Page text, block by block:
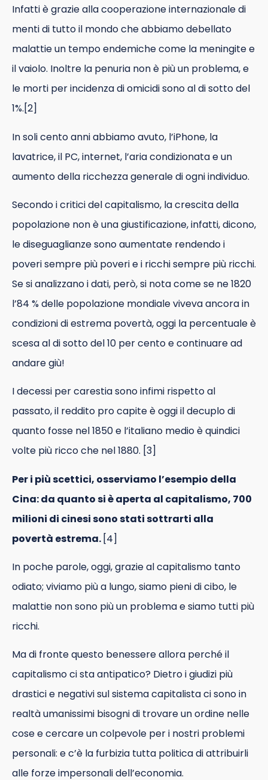
Infatti è grazie alla cooperazione internazionale di
menti di tutto il mondo che abbiamo debellato
malattie un tempo endemiche come la meningite e
il vaiolo. Inoltre la penuria non è più un problema, e
le morti per incidenza di omicidi sono al di sotto del
1%.[2]
In soli cento anni abbiamo avuto, l’iPhone, la
lavatrice, il PC, internet, l’aria condizionata e un
aumento della ricchezza generale di ogni individuo.
Secondo i critici del capitalismo, la crescita della
popolazione non è una giustificazione, infatti, dicono,
le diseguaglianze sono aumentate rendendo i
poveri sempre più poveri e i ricchi sempre più ricchi.
Se si analizzano i dati, però, si nota come se ne 1820
l’84 % delle popolazione mondiale viveva ancora in
condizioni di estrema povertà, oggi la percentuale è
scesa al di sotto del 10 per cento e continuare ad
andare giù!
I decessi per carestia sono infimi rispetto al
passato, il reddito pro capite è oggi il decuplo di
quanto fosse nel 1850 e l’italiano medio è quindici
volte più ricco che nel 1880. [3]
Per i più scettici, osserviamo l’esempio della
Cina: da quanto si è aperta al capitalismo, 700
milioni di cinesi sono stati sottrarti alla
povertà estrema. [4]
In poche parole, oggi, grazie al capitalismo tanto
odiato; viviamo più a lungo, siamo pieni di cibo, le
malattie non sono più un problema e siamo tutti più
ricchi.
Ma di fronte questo benessere allora perché il
capitalismo ci sta antipatico? Dietro i giudizi più
drastici e negativi sul sistema capitalista ci sono in
realtà umanissimi bisogni di trovare un ordine nelle
cose e cercare un colpevole per i nostri problemi
personali: e c’è la furbizia tutta politica di attribuirli
alle forze impersonali dell’economia.